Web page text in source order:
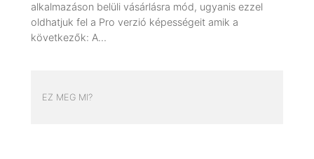
alkalmazáson belüli vásárlásra mód, ugyanis ezzel
oldhatjuk fel a Pro verzió képességeit amik a
következők: A…
EZ MEG MI?